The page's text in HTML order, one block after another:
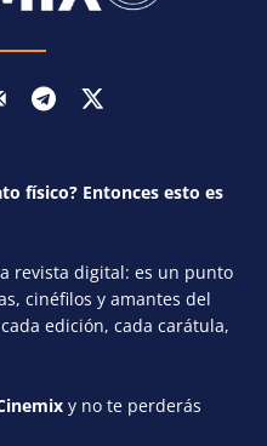
físico? Entonces esto es
revista digital: es un punto
cinéfilos y amantes del
edición, cada carátula,
y no te perderás